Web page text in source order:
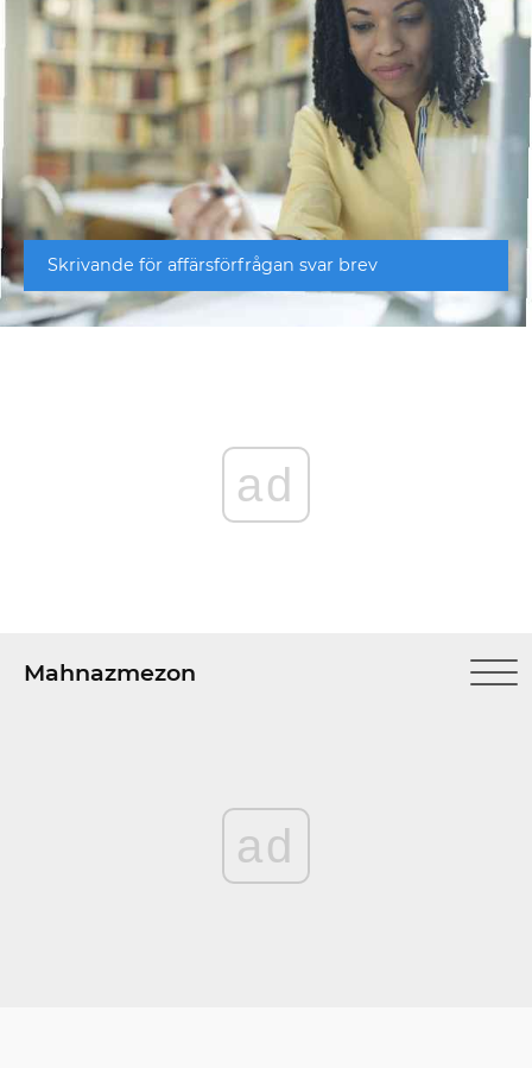
Skrivande för affärsförfrågan svar brev
ad
Mahnazmezon
ad